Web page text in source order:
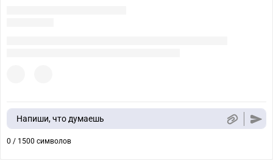
Напиши, что думаешь
0 / 1500 символов